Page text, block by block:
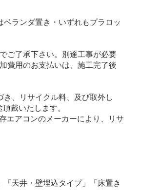
ランダ置き・いずれもプラロッ
ご了承下さい。別途工事が必要
費用のお支払いは、施工完了後
、リサイクル料、及び取外し
戴いたします。
エアコンのメーカーにより、リサ
天井・壁埋込タイプ」「床置き